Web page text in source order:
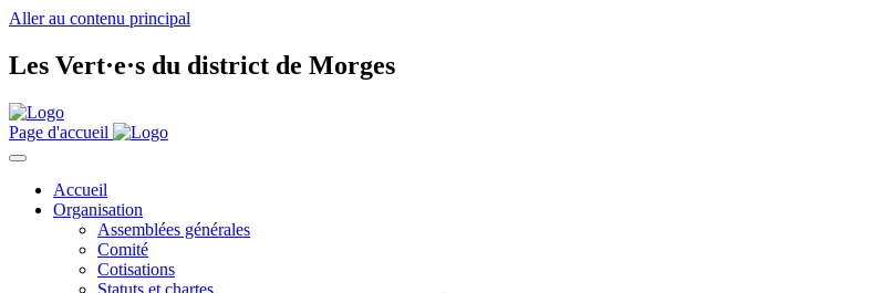
Aller au contenu principal
Les Vert·e·s du district de Morges
Page d'accueil
Accueil
Organisation
Assemblées générales
Comité
Cotisations
Statuts et chartes